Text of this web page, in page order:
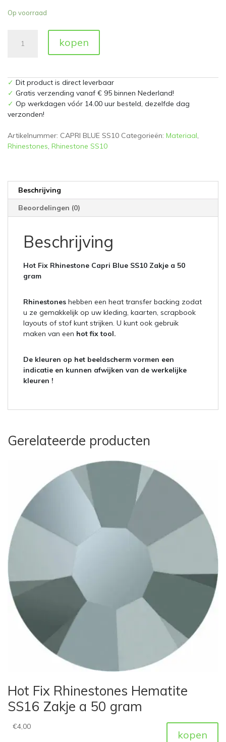
Op voorraad
Blue
SS10
Zakje
50
aantal
kopen
✓ Dit product is direct leverbaar
✓ Gratis verzending vanaf € 95 binnen Nederland!
✓ Op werkdagen vóór 14.00 uur besteld, dezelfde dag
verzonden!
Artikelnummer: CAPRI BLUE SS10 Categorieën: Materiaal,
Rhinestones, Rhinestone SS10
Beschrijving
Beoordelingen (0)
Beschrijving
Hot Fix Rhinestone Capri Blue SS10 Zakje a 50
gram
Rhinestones hebben een heat transfer backing zodat
u ze gemakkelijk op uw kleding, kaarten, scrapbook
layouts of stof kunt strijken. U kunt ook gebruik
maken van een hot fix tool.
De kleuren op het beeldscherm vormen een
indicatie en kunnen afwijken van de werkelijke
kleuren !
Gerelateerde producten
Hot Fix Rhinestones Hematite
SS16 Zakje a 50 gram
€4,00
kopen